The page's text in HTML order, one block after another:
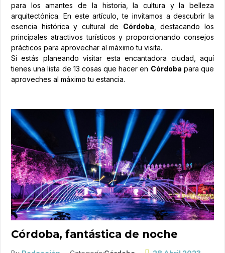
para los amantes de la historia, la cultura y la belleza
arquitectónica. En este artículo, te invitamos a descubrir la
esencia histórica y cultural de Córdoba , destacando los
principales atractivos turísticos y proporcionando consejos
prácticos para aprovechar al máximo tu visita.
Si estás planeando visitar esta encantadora ciudad, aquí
tienes una lista de 13 cosas que hacer en Córdoba para que
aproveches al máximo tu estancia.
Córdoba, fantástica de noche